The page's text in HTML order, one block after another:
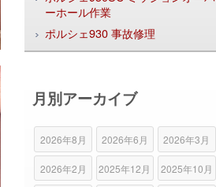
ーホール作業
ポルシェ930 事故修理
月別アーカイブ
2026年8月 2026年6月 2026年3月
2026年2月 2025年12月 2025年10月